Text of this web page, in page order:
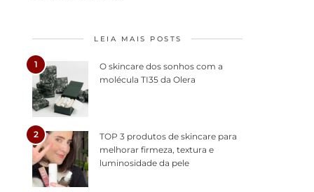
LEIA MAIS POSTS
1
O skincare dos sonhos com a
molécula TI35 da Olera
2
TOP 3 produtos de skincare para
melhorar firmeza, textura e
luminosidade da pele